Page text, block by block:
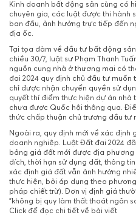
Kinh doanh bất động sản cùng có
chuyên gia, các luật được thi hành
ban đầu, ảnh hưởng trực tiếp đến
địa ốc.
Tại tọa đàm về đầu tư bất động
chiều 30/7, luật sư Phạm Thanh
nguồn cung nhà ở thương mại có
đai 2024 quy định chủ đầu tư
chỉ được nhận chuyển quyền sử
quyết thí điểm thực hiện dự án nhà
chưa được Quốc hội thông qua.
thức chấp thuận chủ trương đầu tư
Ngoài ra, quy định mới về xác định
doanh nghiệp. Luật Đất đai 2024
bảng giá đất mới được địa
đích, thời hạn sử dụng đất, thông
xác định giá đất vẫn ảnh hưởng
thực hiện, bởi áp dụng theo
pháp chiết trừ). Đơn vị định giá
"không bị quy làm thất thoát ngân
Click để đọc chi tiết về bài viết